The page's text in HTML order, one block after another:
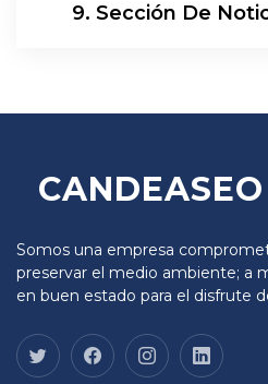
9. Sección De
Somos una empresa
preservar el medio ambiente; a
en buen estado para el disfrute